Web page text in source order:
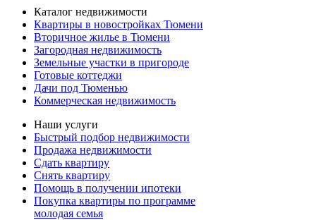
Каталог недвижимости
Квартиры в новостройках Тюмени
Вторичное жилье в Тюмени
Загородная недвижимость
Земельные участки в пригороде
Готовые коттеджи
Дачи под Тюменью
Коммерческая недвижимость
Наши услуги
Быстрый подбор недвижимости
Продажа недвижимости
Сдать квартиру
Снять квартиру
Помощь в получении ипотеки
Покупка квартиры по программе
молодая семья